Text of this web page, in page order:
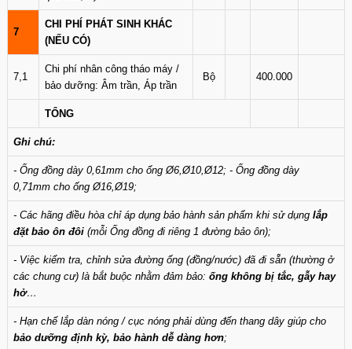
7
CHI PHÍ PHÁT SINH KHÁC
(NẾU CÓ)
7,1
Chi phí nhân công tháo máy /
bảo dưỡng: Âm trần, Áp trần
Bộ 400.000
TỔNG
Ghi chú:
- Ống đồng dày 0,61mm cho ống Ø6,Ø10,Ø12; - Ống đồng dày
0,71mm cho ống Ø16,Ø19;
- Các hãng điều hòa chỉ áp dụng bảo hành sản phẩm khi sử dụng lắp
đặt bảo ôn đôi (mỗi Ống đồng đi riêng 1 đường bảo ôn);
- Việc kiểm tra, chỉnh sửa đường ống (đồng/nước) đã đi sẵn (thường ở
các chung cư) là bắt buộc nhằm đảm bảo: ống không bị tắc, gẫy hay
hở…
- Hạn chế lắp dàn nóng / cục nóng phải dùng đến thang dây giúp cho
bảo dưỡng định kỳ, bảo hành dễ dàng hơn;